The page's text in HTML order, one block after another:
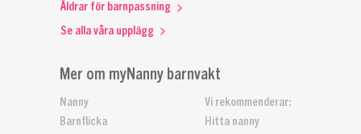
Mer om myNanny barnvakt
Nanny
Barnflicka
Vi rekommenderar:
Hitta nanny
Åldrar för barnpassning
Se alla våra upplägg